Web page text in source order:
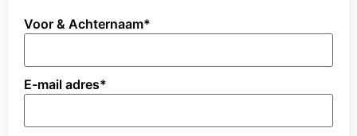
Voor & Achternaam*
E-mail adres*